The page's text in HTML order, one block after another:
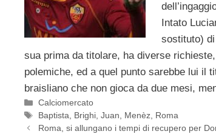
Intato
sostituto)
sua prima da titolare, ha diverse
polemiche, ed a quel punto sarebbe lui il
braisliano che non gioca da due mesi,
Categorie
Calciomercato
Tag
Baptista, Brighi,Juan, Menèz, Roma
Roma, si allungano i tempi di recupero per